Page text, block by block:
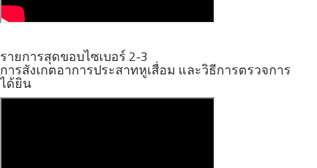
รายการสุดขอบไซเบอร์ 2-3
การสังเกตอาการประสาทหูเสื่อม และวิธีการตรวจการ
ได้ยิน